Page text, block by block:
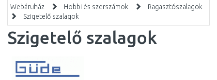
Webáruház Hobbi és szerszámok
Ragasztószalagok
Szigetelő szalagok
Szigetelő szalagok